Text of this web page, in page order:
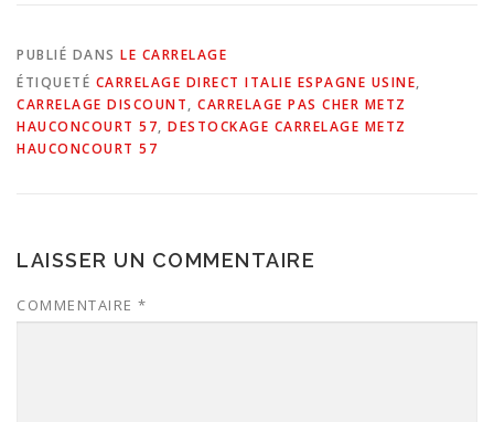
PUBLIÉ DANS LE CARRELAGE
ÉTIQUETÉ CARRELAGE DIRECT ITALIE ESPAGNE USINE,
CARRELAGE DISCOUNT, CARRELAGE PAS CHER METZ
HAUCONCOURT 57, DESTOCKAGE CARRELAGE METZ
HAUCONCOURT 57
LAISSER UN COMMENTAIRE
COMMENTAIRE *